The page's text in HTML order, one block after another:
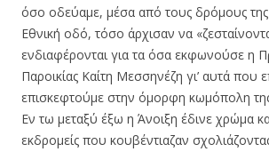
όσο οδεύαμε, μέσα από τους δρόμους
Εθνική οδό, τόσο άρχισαν να
ενδιαφέρονται για τα όσα εκφωνούσε η
Παροικίας Καίτη Μεσσηνέζη γι’ αυτά που
επισκεφτούμε στην όμορφη κωμόπολη
Εν τω μεταξύ έξω η Άνοιξη έδινε χρώμα
εκδρομείς που κουβέντιαζαν